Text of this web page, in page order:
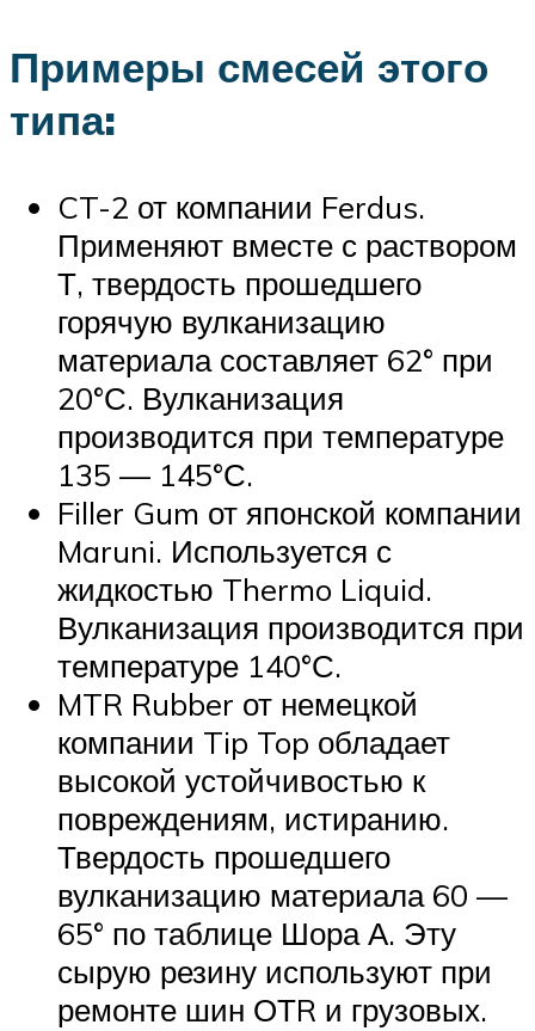
Примеры смесей этого
типа:
CT-2 от компании Ferdus.
Применяют вместе с раствором
Т, твердость прошедшего
горячую вулканизацию
материала составляет 62° при
20°С. Вулканизация
производится при температуре
135 — 145°С.
Filler Gum от японской компании
Maruni. Используется с
жидкостью Thermo Liquid.
Вулканизация производится при
температуре 140°С.
MTR Rubber от немецкой
компании Tip Top обладает
высокой устойчивостью к
повреждениям, истиранию.
Твердость прошедшего
вулканизацию материала 60 —
65° по таблице Шора А. Эту
сырую резину используют при
ремонте шин ОТR и грузовых.